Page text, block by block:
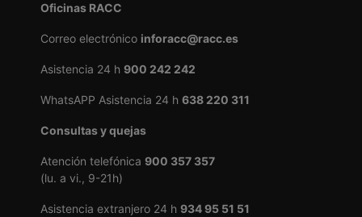
Oficinas RACC
Correo electrónico inforacc@racc.es
Asistencia 24 h 900 242 242
WhatsAPP Asistencia 24 h 638 220 311
Consultas y quejas
Atención telefónica 900 357 357
(lu. a vi., 9-21h)
Asistencia extranjero 24 h 934 95 51 51